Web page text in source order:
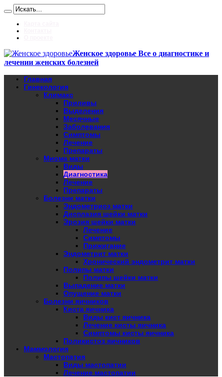
Женское здоровье Все о диагностике и
лечении женских болезней
Главная
Гинекология
Климакс
Приливы
Выделения
Месячные
Заболевания
Симптомы
Лечение
Препараты
Миома матки
Виды
Диагностика
Лечение
Препараты
Болезни матки
Эндометриоз матки
Дисплазия шейки матки
Эрозия шейки матки
Лечение
Симптомы
Прижигание
Эндометрит матки
Хронический эндометрит матки
Полипы матки
Полипы шейки матки
Выпадение матки
Опущение матки
Болезни яичников
Киста яичника
Виды кист яичника
Лечение кисты яичника
Симптомы кисты яичника
Поликистоз яичников
Маммология
Мастопатия
Виды мастопатии
Лечение мастопатии